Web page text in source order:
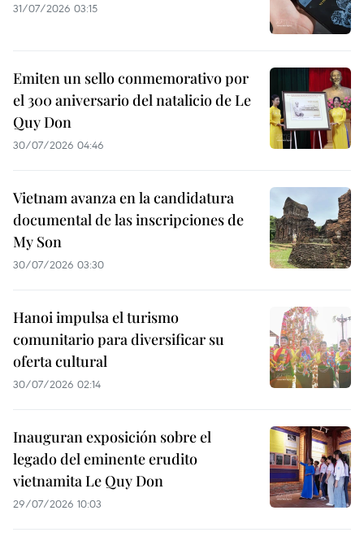
31/07/2026 03:15
Emiten un sello conmemorativo por
el 300 aniversario del natalicio de Le
Quy Don
30/07/2026 04:46
Vietnam avanza en la candidatura
documental de las inscripciones de
My Son
30/07/2026 03:30
Hanoi impulsa el turismo
comunitario para diversificar su
oferta cultural
30/07/2026 02:14
Inauguran exposición sobre el
legado del eminente erudito
vietnamita Le Quy Don
29/07/2026 10:03